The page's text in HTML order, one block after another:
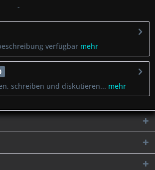
-
verfügbar mehr
schreiben und diskutieren... mehr